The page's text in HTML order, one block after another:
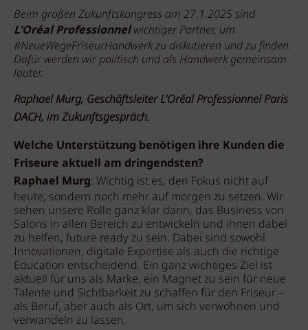
Beim großen Zukunftskongress am 27.1.2025 sind
L'Oréal Professionnelwichtiger Partner, um
#NeueWegeFriseurHandwerk zu diskutieren und zu finden.
Dafür werden wir politisch und als Handwerk gemeinsam
lauter.
Raphael Murg, Geschäftsleiter L'Oréal Professionnel Paris
DACH, im Zukunftsgespräch.
Welche Unterstützung benötigen ihre Kunden die
Friseure aktuell am dringendsten?
Raphael Murg: Wichtig ist es, den Fokus nicht auf
heute, sondern noch mehr auf morgen zu setzen. Wir
sehen unsere Rolle ganz klar darin, das Business von
Salons in allen Bereich zu entwickeln und ihnen dabei
zu helfen, future ready zu sein. Dabei sind sowohl
Innovationen, digitale Expertise als auch die richtige
Education entscheidend. Ein ganz wichtiges Ziel ist
aktuell für uns als Marke, ein Magnet zu sein für neue
Talente und Sichtbarkeit zu schaffen für den Friseur –
als Beruf, aber auch als Ort, um sich verwöhnen und
verwandeln zu lassen.